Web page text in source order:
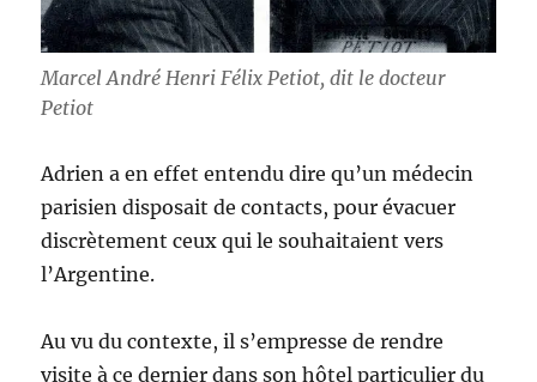
Marcel André Henri Félix Petiot, dit le docteur
Petiot
Adrien a en effet entendu dire qu’un médecin
parisien disposait de contacts, pour évacuer
discrètement ceux qui le souhaitaient vers
l’Argentine.
Au vu du contexte, il s’empresse de rendre
visite à ce dernier dans son hôtel particulier du